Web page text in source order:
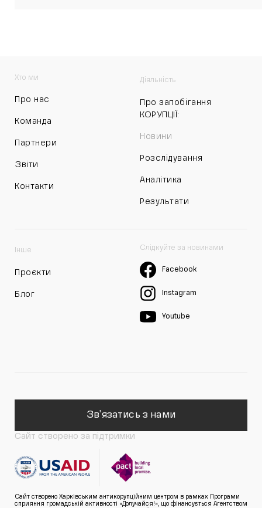
Хто ми
Про нас
Команда
Партнери
Звіти
Контакти
Діяльність
Про запобігання
КОРУПЦІЇ:
Новини
Розслідування
Аналітика
Результати
Інше
Проєкти
Блог
Слідкуйте за новинами
Facebook
Instagram
Youtube
Зв'язатись з нами
Сайт створено за підтримки
Сайт створено Харківським антикорупційним центром в рамках Програми
сприяння громадській активності «Долучайся!», що фінансується Агентством